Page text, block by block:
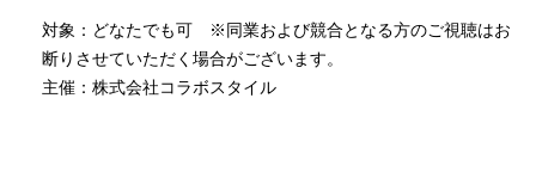
対象：どなたでも可 ※同業および競合となる方のご視聴はお
断りさせていただく場合がございます。
主催：株式会社コラボスタイル